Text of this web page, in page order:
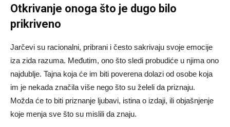
Otkrivanje onoga što je dugo bilo
prikriveno
Jarčevi su racionalni, pribrani i često sakrivaju svoje emocije
iza zida razuma. Međutim, ono što sledi probudiće u njima ono
najdublje. Tajna koja će im biti poverena dolazi od osobe koja
im je nekada značila više nego što su želeli da priznaju.
Možda će to biti priznanje ljubavi, istina o izdaji, ili objašnjenje
koje menja sve što su mislili da znaju.